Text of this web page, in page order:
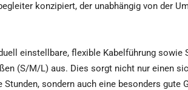
konzipiert, der unabhängig von der
einstellbare, flexible Kabelführung sowie
(S/M/L) aus. Dies sorgt nicht nur einen
sondern auch eine besonders gute